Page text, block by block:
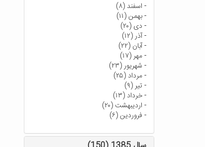
- اسفند (۸)
-بهمن (۱۱)
- دی (۲۰)
-آذر (۱۲)
-آبان (۲۲)
-مهر (۱۷)
- شهریور (۲۳)
-مرداد (۲۵)
-تیر (۹)
-خرداد (۱۳)
- اردیبهشت (۲۰)
- فروردین (۶)